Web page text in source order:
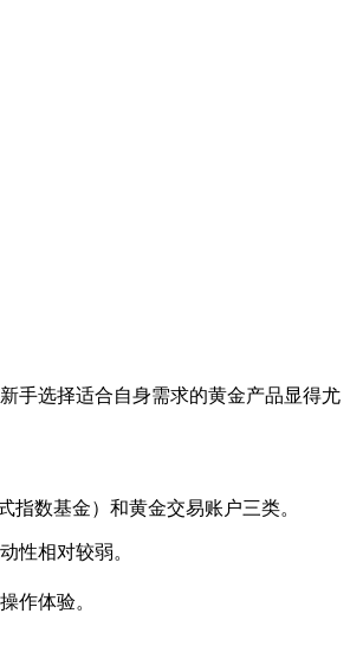
手选择适合自身需求的黄金产品显得尤
数基金）和黄金交易账户三类。
性相对较弱。
作体验。